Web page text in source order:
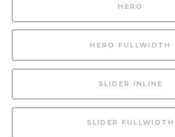
HERO
HERO FULLWIDTH
SLIDER INLINE
SLIDER FULLWIDTH